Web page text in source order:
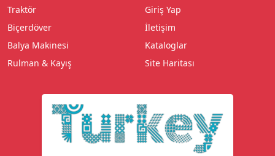
Traktör
Biçerdöver
Balya Makinesi
Rulman & Kayış
Giriş Yap
İletişim
Kataloglar
Site Haritası